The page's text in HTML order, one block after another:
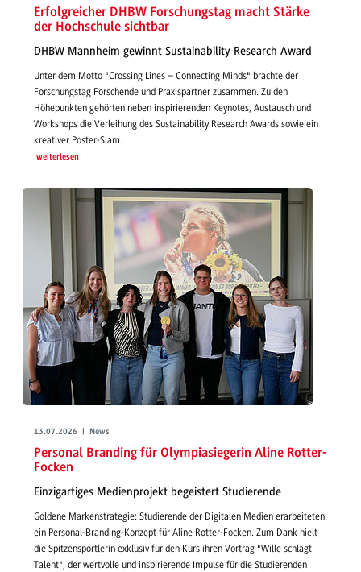
Erfolgreicher DHBW Forschungstag macht Stärke
der Hochschule sichtbar
DHBW Mannheim gewinnt Sustainability Research Award
Unter dem Motto "Crossing Lines – Connecting Minds" brachte der
Forschungstag Forschende und Praxispartner zusammen. Zu den
Höhepunkten gehörten neben inspirierenden Keynotes, Austausch und
Workshops die Verleihung des Sustainability Research Awards sowie ein
kreativer Poster-Slam.
weiterlesen
13.07.2026 | News
Personal Branding für Olympiasiegerin Aline Rotter-
Focken
Einzigartiges Medienprojekt begeistert Studierende
Goldene Markenstrategie: Studierende der Digitalen Medien erarbeiteten
ein Personal-Branding-Konzept für Aline Rotter-Focken. Zum Dank hielt
die Spitzensportlerin exklusiv für den Kurs ihren Vortrag "Wille schlägt
Talent", der wertvolle und inspirierende Impulse für die Studierenden